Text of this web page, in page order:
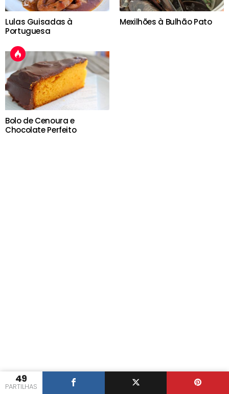
49
PARTILHAS
Lulas Guisadas à
Portuguesa
Mexilhões à Bulhão Pato
Bolo de Cenoura e
Chocolate Perfeito